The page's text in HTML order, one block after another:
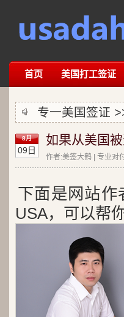
首页 美国打工签证
专一美国签证
8月
09日
如果从美国
作者:美签大鹤 | 专业对
下面是网站作
USA，可以帮